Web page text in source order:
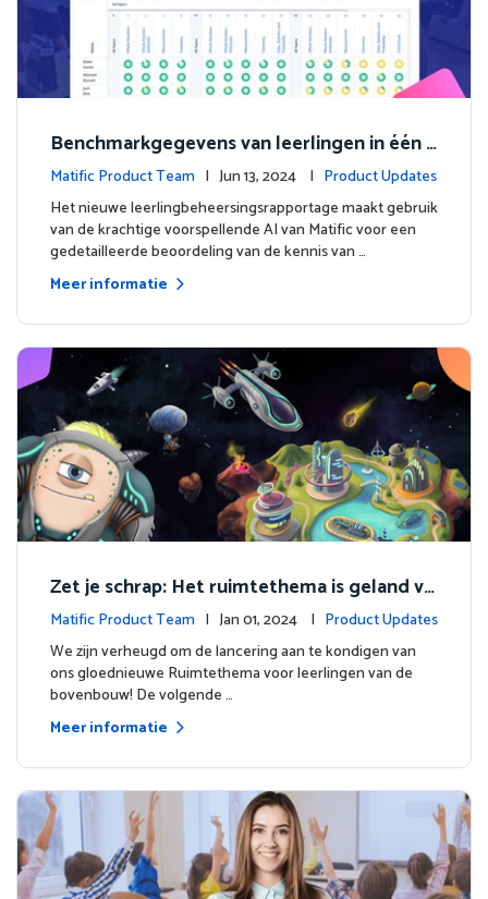
Benchmarkgegevens van leerlingen in één o
ogopslag met het nieuwe leerling beheersin
gsrapportage.
Matific Product Team | Jun 13, 2024 | Product Updates
Het nieuwe leerlingbeheersingsrapportage maakt gebruik
van de krachtige voorspellende AI van Matific voor een
gedetailleerde beoordeling van de kennis van …
Meer informatie
Zet je schrap: Het ruimtethema is geland vo
or de bovenbouw!
Matific Product Team | Jan 01, 2024 | Product Updates
We zijn verheugd om de lancering aan te kondigen van
ons gloednieuwe Ruimtethema voor leerlingen van de
bovenbouw! De volgende …
Meer informatie